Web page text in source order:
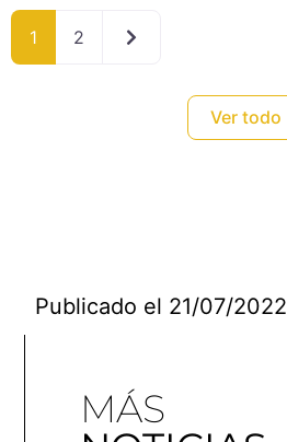
1 2 Entradas anteriores
Ver todo
Publicado el 21/07/2022
MÁS